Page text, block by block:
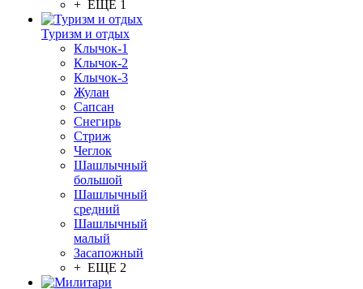
+ ЕЩЕ 1
Туризм и отдых
Клычок-1
Клычок-2
Клычок-3
Жулан
Сапсан
Снегирь
Стриж
Чеглок
Шашлычный
большой
Шашлычный
средний
Шашлычный
малый
Засапожный
+ ЕЩЕ 2